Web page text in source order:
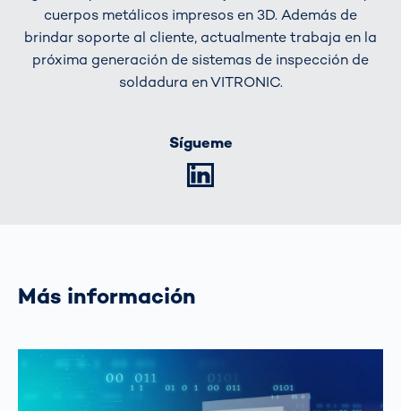
cuerpos metálicos impresos en 3D. Además de
brindar soporte al cliente, actualmente trabaja en la
próxima generación de sistemas de inspección de
soldadura en VITRONIC.
Sígueme
Más información